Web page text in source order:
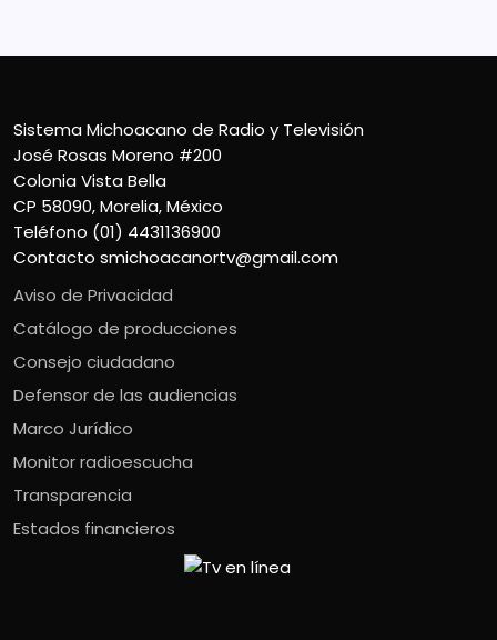
Sistema Michoacano de Radio y Televisión
José Rosas Moreno #200
Colonia Vista Bella
CP 58090, Morelia, México
Teléfono (01) 4431136900
Contacto smichoacanortv@gmail.com
Aviso de Privacidad
Catálogo de producciones
Consejo ciudadano
Defensor de las audiencias
Marco Jurídico
Monitor radioescucha
Transparencia
Estados financieros